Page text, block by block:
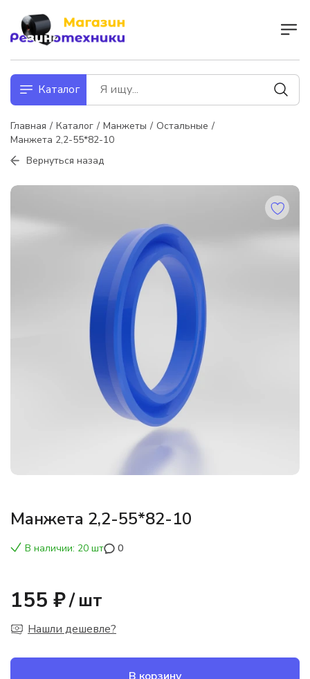
Каталог
Главная Каталог Манжеты
Остальные
Манжета 2,2-55*82-10
Вернуться назад
Манжета 2,2-55*82-10
В наличии: 20 шт 0
155 ₽/ шт
Нашли дешевле?